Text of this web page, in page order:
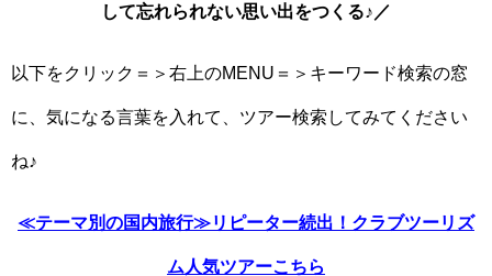
して忘れられない思い出をつくる♪／
以下をクリック＝＞右上のMENU＝＞キーワード検索の窓
に、気になる言葉を入れて、ツアー検索してみてください
ね♪
≪テーマ別の国内旅行≫リピーター続出！クラブツーリズ
ム人気ツアーこちら